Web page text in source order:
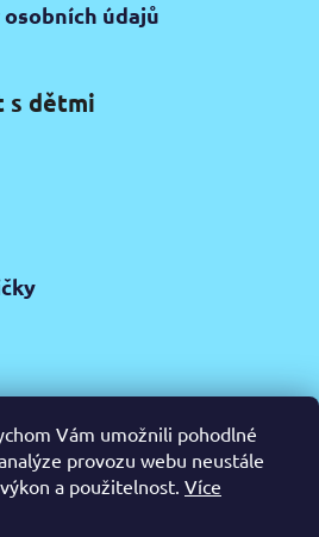
Vám umožnili pohodlné
provozu webu neustále
a použitelnost. Více
údajů
s dětmi